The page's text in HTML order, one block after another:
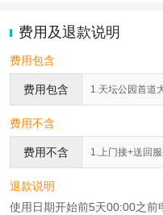
费用及退款说明
费用包含
费用包含 1.天坛公园首道
费用不含
费用不含 1.上门接+送回
退款说明
使用日期开始前5天00:00之